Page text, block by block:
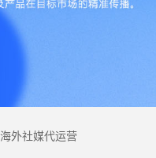
海外社媒代运营